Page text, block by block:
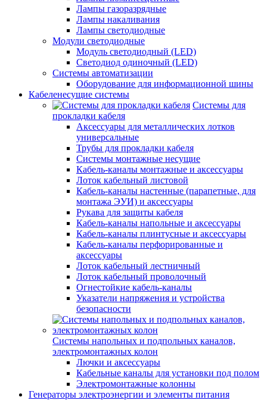
Лампы газоразрядные
Лампы накаливания
Лампы светодиодные
Модули светодиодные
Модуль светодиодный (LED)
Светодиод одиночный (LED)
Системы автоматизации
Оборудование для информационной шины
Кабеленесущие системы
Системы для
прокладки кабеля
Аксессуары для металлических лотков
универсальные
Трубы для прокладки кабеля
Системы монтажные несущие
Кабель-каналы монтажные и аксессуары
Лоток кабельный листовой
Кабель-каналы настенные (парапетные, для
монтажа ЭУИ) и аксессуары
Рукава для защиты кабеля
Кабель-каналы напольные и аксессуары
Кабель-каналы плинтусные и аксессуары
Кабель-каналы перфорированные и
аксессуары
Лоток кабельный лестничный
Лоток кабельный проволочный
Огнестойкие кабель-каналы
Указатели напряжения и устройства
безопасности
Системы напольных и подпольных каналов,
электромонтажных колон
Лючки и аксессуары
Кабельные каналы для установки под полом
Электромонтажные колонны
Генераторы электроэнергии и элементы питания